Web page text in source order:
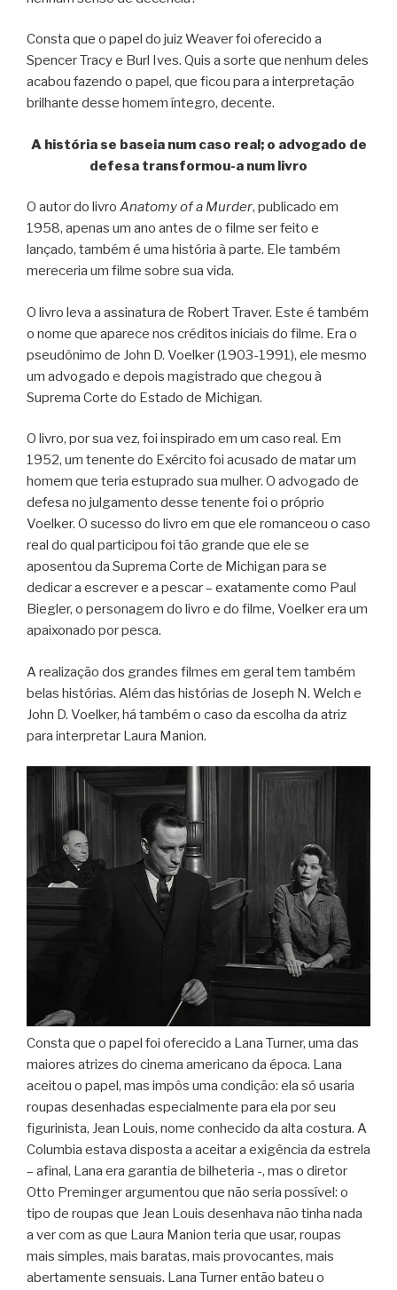
Consta que o papel do juiz Weaver foi oferecido a
Spencer Tracy e Burl Ives. Quis a sorte que nenhum deles
acabou fazendo o papel, que ficou para a interpretação
brilhante desse homem íntegro, decente.
A história se baseia num caso real; o advogado de
defesa transformou-a num livro
O autor do livro Anatomy of a Murder, publicado em
1958, apenas um ano antes de o filme ser feito e
lançado, também é uma história à parte. Ele também
mereceria um filme sobre sua vida.
O livro leva a assinatura de Robert Traver. Este é também
o nome que aparece nos créditos iniciais do filme. Era o
pseudônimo de John D. Voelker (1903-1991), ele mesmo
um advogado e depois magistrado que chegou à
Suprema Corte do Estado de Michigan.
O livro, por sua vez, foi inspirado em um caso real. Em
1952, um tenente do Exército foi acusado de matar um
homem que teria estuprado sua mulher. O advogado de
defesa no julgamento desse tenente foi o próprio
Voelker. O sucesso do livro em que ele romanceou o caso
real do qual participou foi tão grande que ele se
aposentou da Suprema Corte de Michigan para se
dedicar a escrever e a pescar – exatamente como Paul
Biegler, o personagem do livro e do filme, Voelker era um
apaixonado por pesca.
A realização dos grandes filmes em geral tem também
belas histórias. Além das histórias de Joseph N. Welch e
John D. Voelker, há também o caso da escolha da atriz
para interpretar Laura Manion.
Consta que o papel foi oferecido a Lana Turner, uma das
maiores atrizes do cinema americano da época. Lana
aceitou o papel, mas impôs uma condição: ela só usaria
roupas desenhadas especialmente para ela por seu
figurinista, Jean Louis, nome conhecido da alta costura. A
Columbia estava disposta a aceitar a exigência da estrela
– afinal, Lana era garantia de bilheteria -, mas o diretor
Otto Preminger argumentou que não seria possível: o
tipo de roupas que Jean Louis desenhava não tinha nada
a ver com as que Laura Manion teria que usar, roupas
mais simples, mais baratas, mais provocantes, mais
abertamente sensuais. Lana Turner então bateu o